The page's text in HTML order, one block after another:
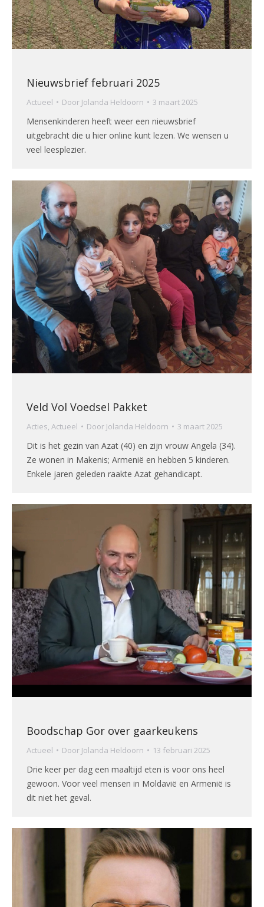
Nieuwsbrief februari 2025
Actueel Door Jolanda Heldoorn 3 maart 2025
Mensenkinderen heeft weer een nieuwsbrief
uitgebracht die u hier online kunt lezen. We wensen u
veel leesplezier.
Veld Vol Voedsel Pakket
Acties, Actueel Door Jolanda Heldoorn 3 maart 2025
Dit is het gezin van Azat (40) en zijn vrouw Angela (34).
Ze wonen in Makenis; Armenië en hebben 5 kinderen.
Enkele jaren geleden raakte Azat gehandicapt.
Boodschap Gor over gaarkeukens
Actueel Door Jolanda Heldoorn 13 februari 2025
Drie keer per dag een maaltijd eten is voor ons heel
gewoon. Voor veel mensen in Moldavië en Armenië is
dit niet het geval.